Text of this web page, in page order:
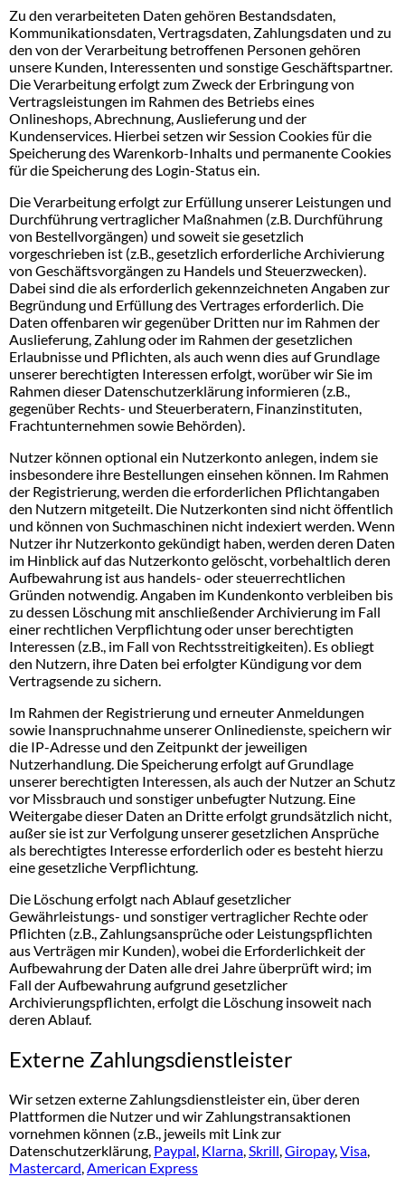
Zu den verarbeiteten Daten gehören Bestandsdaten,
Kommunikationsdaten, Vertragsdaten, Zahlungsdaten und zu
den von der Verarbeitung betroffenen Personen gehören
unsere Kunden, Interessenten und sonstige Geschäftspartner.
Die Verarbeitung erfolgt zum Zweck der Erbringung von
Vertragsleistungen im Rahmen des Betriebs eines
Onlineshops, Abrechnung, Auslieferung und der
Kundenservices. Hierbei setzen wir Session Cookies für die
Speicherung des Warenkorb-Inhalts und permanente Cookies
für die Speicherung des Login-Status ein.
Die Verarbeitung erfolgt zur Erfüllung unserer Leistungen und
Durchführung vertraglicher Maßnahmen (z.B. Durchführung
von Bestellvorgängen) und soweit sie gesetzlich
vorgeschrieben ist (z.B., gesetzlich erforderliche Archivierung
von Geschäftsvorgängen zu Handels und Steuerzwecken).
Dabei sind die als erforderlich gekennzeichneten Angaben zur
Begründung und Erfüllung des Vertrages erforderlich. Die
Daten offenbaren wir gegenüber Dritten nur im Rahmen der
Auslieferung, Zahlung oder im Rahmen der gesetzlichen
Erlaubnisse und Pflichten, als auch wenn dies auf Grundlage
unserer berechtigten Interessen erfolgt, worüber wir Sie im
Rahmen dieser Datenschutzerklärung informieren (z.B.,
gegenüber Rechts- und Steuerberatern, Finanzinstituten,
Frachtunternehmen sowie Behörden).
Nutzer können optional ein Nutzerkonto anlegen, indem sie
insbesondere ihre Bestellungen einsehen können. Im Rahmen
der Registrierung, werden die erforderlichen Pflichtangaben
den Nutzern mitgeteilt. Die Nutzerkonten sind nicht öffentlich
und können von Suchmaschinen nicht indexiert werden. Wenn
Nutzer ihr Nutzerkonto gekündigt haben, werden deren Daten
im Hinblick auf das Nutzerkonto gelöscht, vorbehaltlich deren
Aufbewahrung ist aus handels- oder steuerrechtlichen
Gründen notwendig. Angaben im Kundenkonto verbleiben bis
zu dessen Löschung mit anschließender Archivierung im Fall
einer rechtlichen Verpflichtung oder unser berechtigten
Interessen (z.B., im Fall von Rechtsstreitigkeiten). Es obliegt
den Nutzern, ihre Daten bei erfolgter Kündigung vor dem
Vertragsende zu sichern.
Im Rahmen der Registrierung und erneuter Anmeldungen
sowie Inanspruchnahme unserer Onlinedienste, speichern wir
die IP-Adresse und den Zeitpunkt der jeweiligen
Nutzerhandlung. Die Speicherung erfolgt auf Grundlage
unserer berechtigten Interessen, als auch der Nutzer an Schutz
vor Missbrauch und sonstiger unbefugter Nutzung. Eine
Weitergabe dieser Daten an Dritte erfolgt grundsätzlich nicht,
außer sie ist zur Verfolgung unserer gesetzlichen Ansprüche
als berechtigtes Interesse erforderlich oder es besteht hierzu
eine gesetzliche Verpflichtung.
Die Löschung erfolgt nach Ablauf gesetzlicher
Gewährleistungs- und sonstiger vertraglicher Rechte oder
Pflichten (z.B., Zahlungsansprüche oder Leistungspflichten
aus Verträgen mir Kunden), wobei die Erforderlichkeit der
Aufbewahrung der Daten alle drei Jahre überprüft wird; im
Fall der Aufbewahrung aufgrund gesetzlicher
Archivierungspflichten, erfolgt die Löschung insoweit nach
deren Ablauf.
Externe Zahlungsdienstleister
Wir setzen externe Zahlungsdienstleister ein, über deren
Plattformen die Nutzer und wir Zahlungstransaktionen
vornehmen können (z.B., jeweils mit Link zur
Datenschutzerklärung, Paypal, Klarna,Skrill,Giropay,Visa,
Mastercard,American Express